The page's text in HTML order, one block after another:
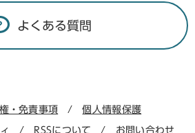
よくある質問
・免責事項 個人情報保護
RSSについて お問い合わせ